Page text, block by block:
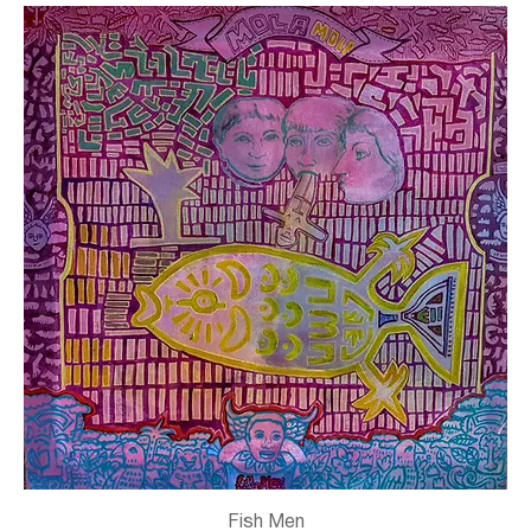
Fish Men